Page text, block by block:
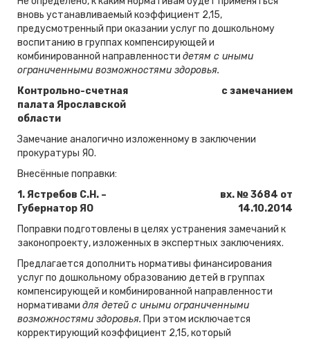
вновь устанавливаемый коэффициент 2,15,
предусмотренный при оказании услуг по дошкольному
воспитанию в группах компенсирующей и
комбинированной направленности детям с иными
ограниченными возможностями здоровья.
Контрольно-счетная
палата Ярославской
области
с замечанием
Замечание аналогично изложенному в заключении
прокуратуры ЯО.
Внесённые поправки:
1. Ястребов С.Н. –
Губернатор ЯО
вх. № 3684 от
14.10.2014
Поправки подготовлены в целях устранения замечаний к
законопроекту, изложенных в экспертных заключениях.
Предлагается дополнить нормативы финансирования
услуг по дошкольному образованию детей в группах
компенсирующей и комбинированной направленности
нормативами для детей с иными ограниченными
возможностями здоровья. При этом исключается
корректирующий коэффициент 2,15, который